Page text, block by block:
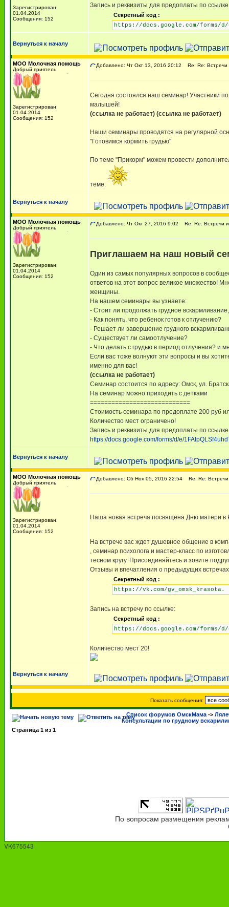
Зарегистрирован:
01.04.2014
Сообщения: 152
Запись и реквизиты для предоплаты по
Секретный код :
https://docs.google.com/forms/d/e/
Вернуться к началу
МОО Молочная помощь
Добрый приятель
Зарегистрирован:
01.04.2014
Сообщения: 152
Добавлено: Чт Окт 13, 2016 20:12 Re: Re:
Сегодня состоялся наш семинар! Участники
малышей!
(ссылка не работает) (ссылка не работает)
Наши семинары проводятся на регулярной
"Готовимся кормить грудью"
По теме "Прикорм" можем провести
теме.
Вернуться к началу
МОО Молочная помощь
Добрый приятель
Зарегистрирован:
01.04.2014
Сообщения: 152
Добавлено: Чт Окт 27, 2016 9:02 Re: Re: Встречи
Приглашаем на наш новый
Один из самых популярных вопросов в
ответов на этот вопрос великое множество!
женщины.
На нашем семинары вы узнаете:
- Стоит ли продолжать грудное
- Как понять, что ребенок готов к отлучению?
- Решает ли завершение грудного
- Существует ли самоотлучение?
- Что делать с грудью в период отлучения? и
Если вас тоже волнуют эти вопросы и вы
именно для вас!
(ссылка не работает)
Семинар состоится по адресу: Омск, ул.
На семинар можно приходить с детками
============================
Стоимость семинара по предоплате 200 руб
Количество мест ограничено!
Запись и реквизиты для предоплаты по
https://docs.google.com/forms/d/e/
Вернуться к началу
МОО Молочная помощь
Добрый приятель
Зарегистрирован:
01.04.2014
Сообщения: 152
Добавлено: Сб Ноя 05, 2016 22:54 Re: Re:
Наша новая встреча посвящена Дню матери в
На встрече вас ждет душевное общение в
, семинар психолога и мастер-класс по
тесном кругу. Присоединяйтесь и зовите
Отзывы и впечатления о предыдущих
Секретный код :
https://vk.com/gv_omsk_krasota.
Запись на встречу по ссылке:
Секретный код :
https://docs.google.com/forms/d/e/
Количество мест 20!
Вернуться к началу
Показать сообщения:
Список форумов ОмскМама ->
Консультации по грудному
Страница 1 из 1
По вопросам размещения
VK675543